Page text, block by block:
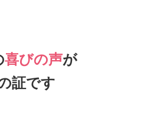
喜びの声が
証です